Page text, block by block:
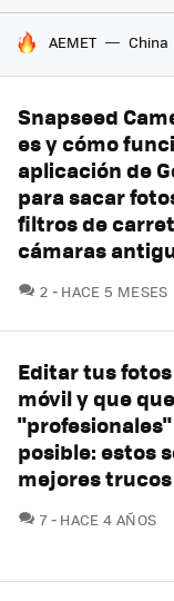
HOY SE HABLA DE
AEMET China
Snapseed
es y cómo
aplicación de
para sacar
filtros de
cámaras
2 COMENTARIOS
HACE 5 MESES
Editar tus
móvil y que
posible: estos
mejores trucos
7COMENTARIOS
HACE 4 AÑOS